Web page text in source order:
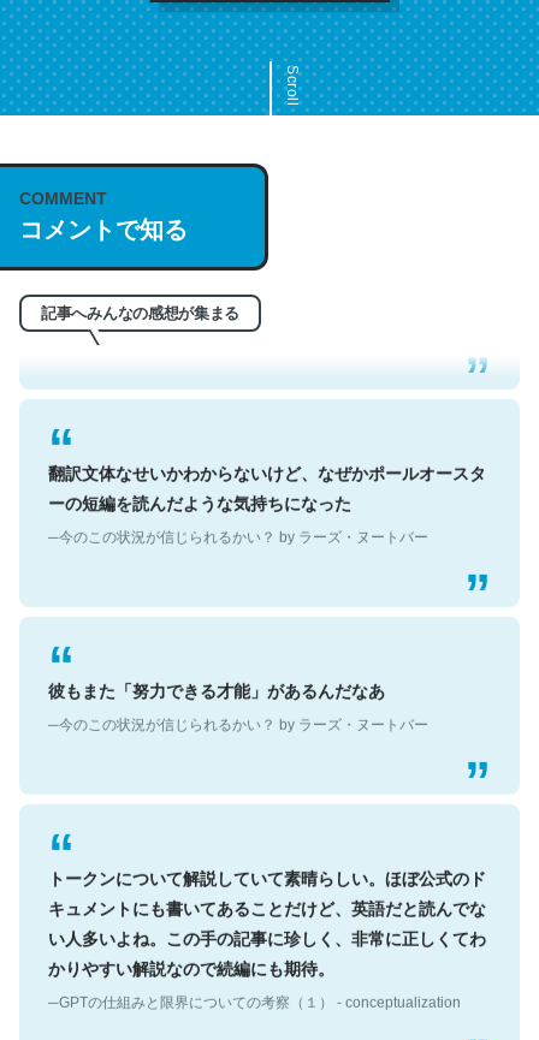
Scroll
COMMENT
コメントで知る
記事へみんなの感想が集まる
これは名文。彼はとてもクレバーなんだろうなと凄く思
う。英語少しでも読める人は原文もお勧め。自分はこの流
れ好き。Let’s Fucking Go. Then Covid hit. Shit.
─今のこの状況が信じられるかい？ by ラーズ・ヌートバー
翻訳文体なせいかわからないけど、なぜかポールオースタ
ーの短編を読んだような気持ちになった
彼もまた「努力できる才能」があるんだなあ
トークンについて解説していて素晴らしい。ほぼ公式のド
キュメントにも書いてあることだけど、英語だと読んでな
い人多いよね。この手の記事に珍しく、非常に正しくてわ
かりやすい解説なので続編にも期待。